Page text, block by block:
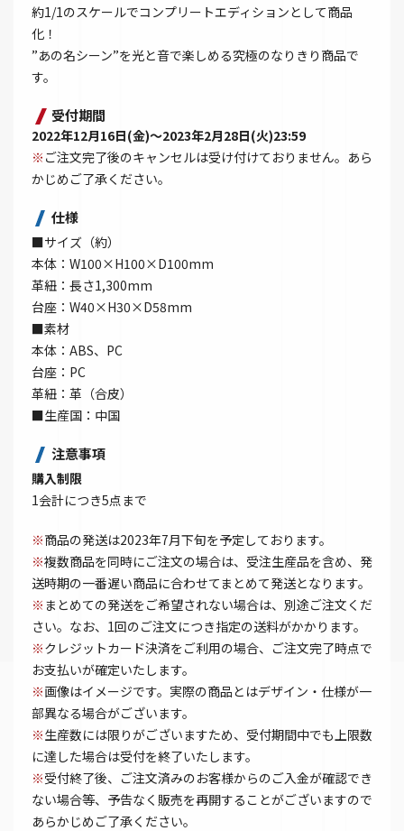
約1/1のスケールでコンプリートエディションとして商品
化！
”あの名シーン”を光と音で楽しめる究極のなりきり商品で
す。
受付期間
2022年12月16日(金)～2023年2月28日(火)23:59
※ ご注文完了後のキャンセルは受け付けておりません。あら
かじめご了承ください。
仕様
■サイズ（約）
本体：W100×H100×D100mm
革紐：長さ1,300mm
台座：W40×H30×D58mm
■素材
本体：ABS、PC
台座：PC
革紐：革（合皮）
■生産国：中国
注意事項
購入制限
1会計につき5点まで
※商品の発送は2023年7月下旬を予定しております。
※複数商品を同時にご注文の場合は、受注生産品を含め、発
送時期の一番遅い商品に合わせてまとめて発送となります。
※ まとめての発送をご希望されない場合は、別途ご注文くだ
さい。なお、1回のご注文につき指定の送料がかかります。
※クレジットカード決済をご利用の場合、ご注文完了時点で
お支払いが確定いたします。
※画像はイメージです。実際の商品とはデザイン・仕様が一
部異なる場合がございます。
※生産数には限りがございますため、受付期間中でも上限数
に達した場合は受付を終了いたします。
※受付終了後、ご注文済みのお客様からのご入金が確認でき
ない場合等、予告なく販売を再開することがございますので
あらかじめご了承ください。